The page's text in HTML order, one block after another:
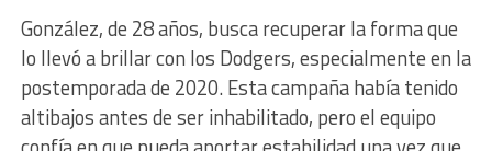
González, de 28 años, busca recuperar la forma que
lo llevó a brillar con los Dodgers, especialmente en la
postemporada de 2020. Esta campaña había tenido
altibajos antes de ser inhabilitado, pero el equipo